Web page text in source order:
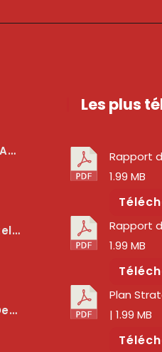
Numériques
Réseaux
Les plus
Rapport
1.99 MB
Rapport
1.99 MB
Plan
| 1.99 MB